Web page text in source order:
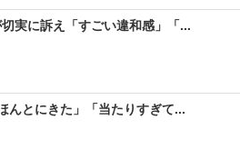
実に訴え「すごい違和感」「...
とにきた」「当たりすぎて...